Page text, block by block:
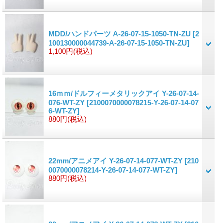
MDD/ハンドパーツ A-26-07-15-1050-TN-ZU [2
100130000044739-A-26-07-15-1050-TN-ZU]
1,100円(税込)
16ｍｍ/ドルフィーメタリックアイ Y-26-07-14-
076-WT-ZY [2100070000078215-Y-26-07-14-07
6-WT-ZY]
880円(税込)
22mm/アニメアイ Y-26-07-14-077-WT-ZY [210
0070000078214-Y-26-07-14-077-WT-ZY]
880円(税込)